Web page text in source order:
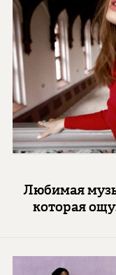
Любимая
которая